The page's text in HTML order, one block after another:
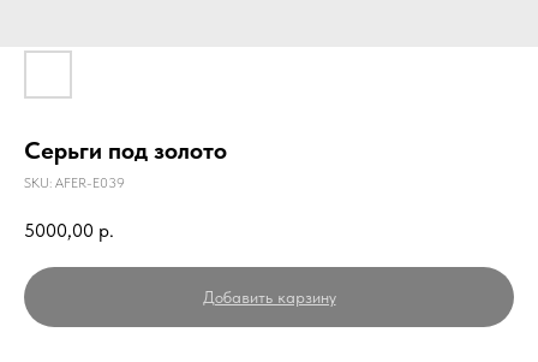
Серьги под золото
SKU: AFER-E039
5000,00 р.
Добавить карзину